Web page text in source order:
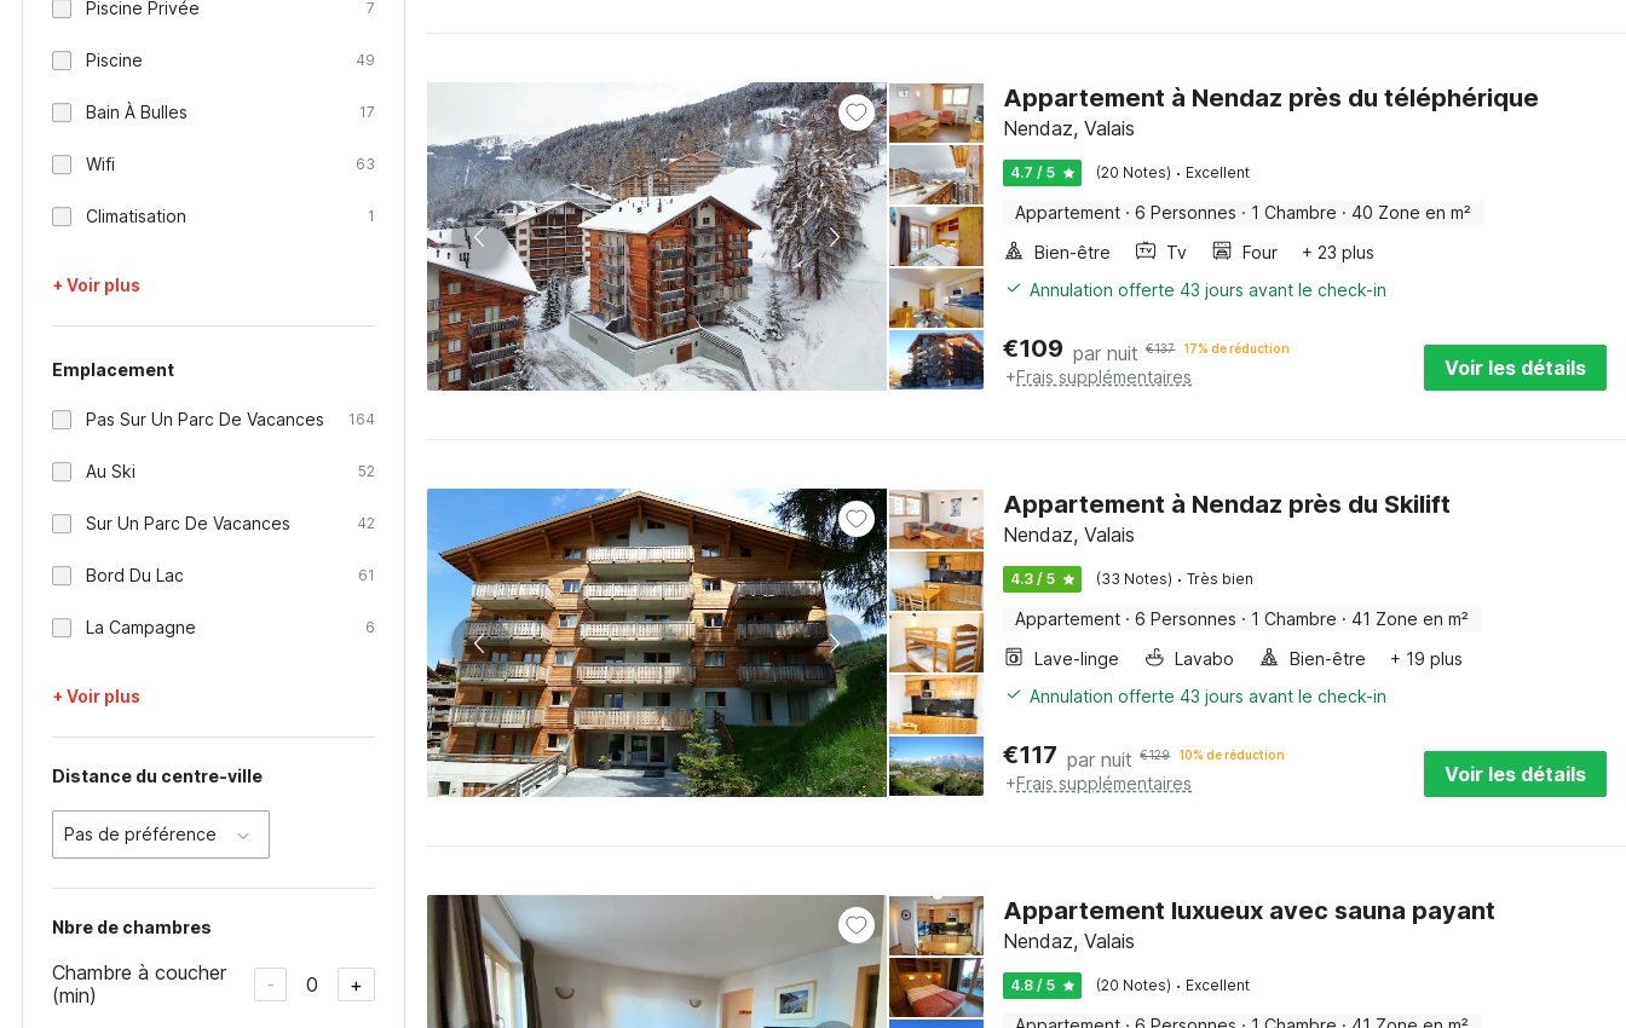
Piscine Privée 7
Piscine 49
Bain À Bulles 17
Wifi 63
Climatisation 1
+ Voir plus
Emplacement
Pas Sur Un Parc De Vacances 164
Au Ski 52
Sur Un Parc De Vacances 42
Bord Du Lac 61
La Campagne 6
+ Voir plus
Distance du centre-ville
Pas de préférence
Nbre de chambres
Chambre à coucher
(min)
- 0 +
Appartement à Nendaz près du téléphérique
Nendaz, Valais
4.7 / 5 (20 Notes) · Excellent
Appartement · 6 Personnes · 1 Chambre · 40 Zone en m²
Bien-être
Tv Four
+ 23 plus
Annulation offerte 43 jours avant le check-in
€109 par nuit €137 17% de réduction
+Frais supplémentaires Voir les détails
Appartement à Nendaz près du Skilift
Nendaz, Valais
4.3 / 5 (33 Notes) · Très bien
Appartement · 6 Personnes · 1 Chambre · 41 Zone en m²
Lave-linge
Lavabo Bien-être
+ 19 plus
Annulation offerte 43 jours avant le check-in
€117 par nuit €129 10% de réduction
+Frais supplémentaires Voir les détails
Appartement luxueux avec sauna payant
Nendaz, Valais
4.8 / 5 (20 Notes) · Excellent